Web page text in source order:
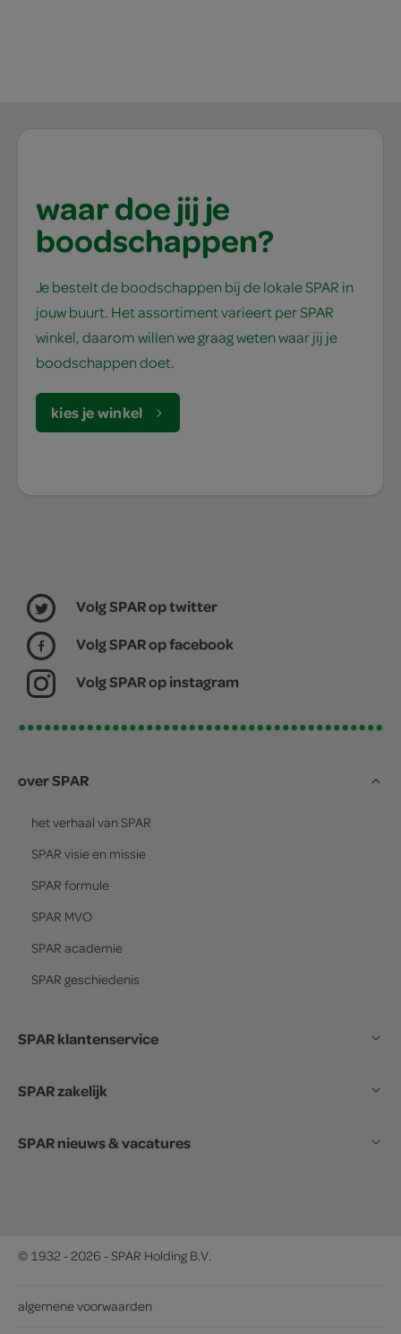
waar doe jij je
boodschappen?
Je bestelt de boodschappen bij de lokale SPAR in
jouw buurt. Het assortiment varieert per SPAR
winkel, daarom willen we graag weten waar jij je
boodschappen doet.
kies je winkel
Volg SPAR op twitter
Volg SPAR op facebook
Volg SPAR op instagram
over SPAR
het verhaal van SPAR
SPAR visie en missie
SPAR formule
SPAR MVO
SPAR academie
SPAR geschiedenis
SPAR klantenservice
SPAR zakelijk
SPAR nieuws & vacatures
© 1932 - 2026 - SPAR Holding B.V.
algemene voorwaarden